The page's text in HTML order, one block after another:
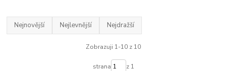
Nejnovější Nejlevnější Nejdražší
Zobrazuji 1-10 z 10
strana z 1